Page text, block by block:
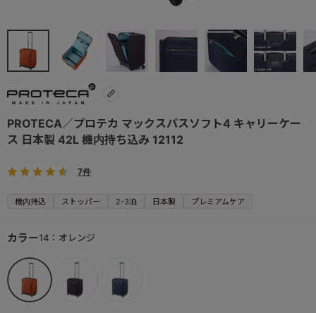
PROTECA／プロテカ マックスパスソフト4 キャリーケー
ス 日本製 42L 機内持ち込み 12112
7件
機内持込 ストッパー 2-3泊 日本製 プレミアムケア
カラー14：オレンジ